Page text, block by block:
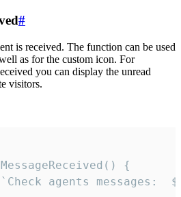
#
is received. The function can be used
as for the custom icon. For
you can display the unread
visitors.
{